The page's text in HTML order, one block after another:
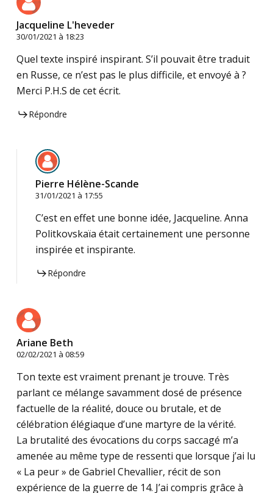
Jacqueline L'heveder
30/01/2021 à 18:23
Quel texte inspiré inspirant. S’il pouvait être traduit
en Russe, ce n’est pas le plus difficile, et envoyé à ?
Merci P.H.S de cet écrit.
Répondre
Pierre Hélène-Scande
31/01/2021 à 17:55
C’est en effet une bonne idée, Jacqueline. Anna
Politkovskaïa était certainement une personne
inspirée et inspirante.
Répondre
Ariane Beth
02/02/2021 à 08:59
Ton texte est vraiment prenant je trouve. Très
parlant ce mélange savamment dosé de présence
factuelle de la réalité, douce ou brutale, et de
célébration élégiaque d’une martyre de la vérité.
La brutalité des évocations du corps saccagé m’a
amenée au même type de ressenti que lorsque j’ai lu
« La peur » de Gabriel Chevallier, récit de son
expérience de la guerre de 14. J’ai compris grâce à